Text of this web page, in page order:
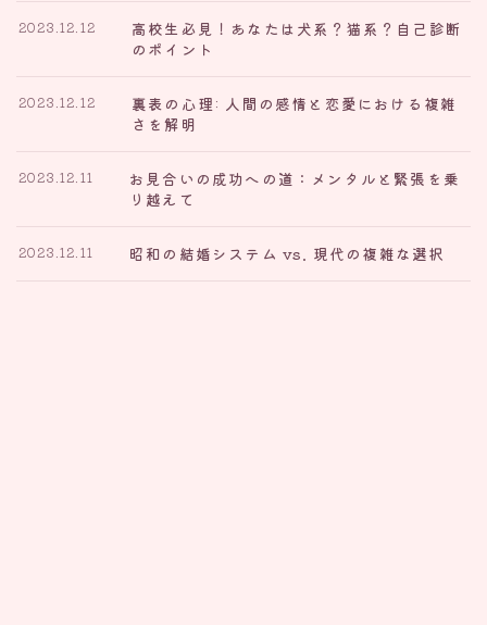
高校生必見！あなたは犬系？猫系？自己診断
のポイント
2023.12.12
裏表の心理: 人間の感情と恋愛における複雑
さを解明
2023.12.12
お見合いの成功への道：メンタルと緊張を乗
り越えて
2023.12.11
昭和の結婚システム vs. 現代の複雑な選択
2023.12.11